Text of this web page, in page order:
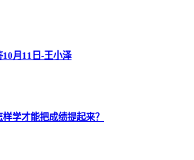
月11日-王小泽
学才能把成绩提起来？